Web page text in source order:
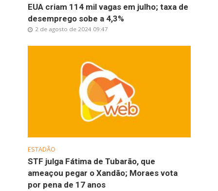
EUA criam 114 mil vagas em julho; taxa de
desemprego sobe a 4,3%
2 de agosto de 2024 09:47
ESTADÃO
STF julga Fátima de Tubarão, que
ameaçou pegar o Xandão; Moraes vota
por pena de 17 anos